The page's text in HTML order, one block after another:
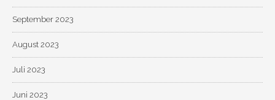
September 2023
August 2023
Juli 2023
Juni 2023